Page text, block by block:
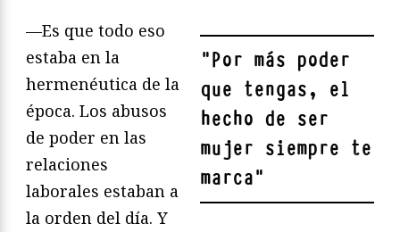
"Por más poder
que tengas, el
hecho de ser
mujer siempre te
marca"
—Es que todo eso
estaba en la
hermenéutica de la
época. Los abusos
de poder en las
relaciones
laborales estaban a
la orden del día. Y